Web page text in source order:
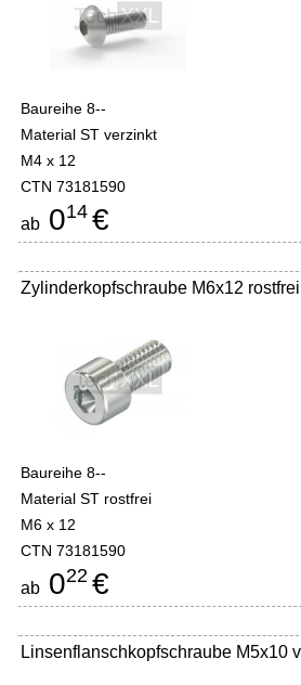
Baureihe 8--
Material ST verzinkt
M4 x 12
CTN 73181590
ab 014 €
Zylinderkopfschraube M6x12 rostfrei
Baureihe 8--
Material ST rostfrei
M6 x 12
CTN 73181590
ab 022 €
Linsenflanschkopfschraube M5x10